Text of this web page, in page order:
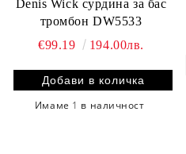
Denis Wick сурдина за бас
тромбон DW5533
€99.19
194.00лв.
Имаме 1 в наличност